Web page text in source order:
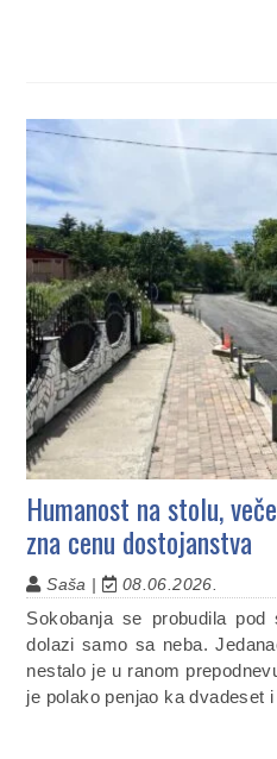
Humanost na stolu,
zna cenu dostojanstva
Saša | 08.06.2026.
Sokobanja se probudila
dolazi samo sa neba.
nestalo je u ranom
je polako penjao ka